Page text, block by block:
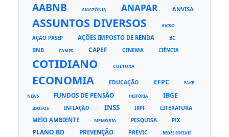
AABNB AMAZÔNIA ANAPAR ANVISA
ASSUNTOS DIVERSOS AVISO
AÇÃO PASEP AÇÕES IMPOSTO DE RENDA BC
BNB CAMED CAPEF CINEMA CIÊNCIA
COTIDIANO CULTURA
ECONOMIA EDUCAÇÃO EFPC FAKE
NEWS FUNDOS DE PENSÃO HISTÓRIA IBGE
IDOSOS INFLAÇÃO INSS IRPF LITERATURA
MEIO AMBIENTE MEMÓRIA PESQUISA PIX
PLANO BD PREVENÇÃO PREVIC REDES SOCIAIS